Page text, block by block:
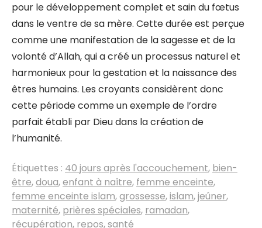
pour le développement complet et sain du fœtus
dans le ventre de sa mère. Cette durée est perçue
comme une manifestation de la sagesse et de la
volonté d’Allah, qui a créé un processus naturel et
harmonieux pour la gestation et la naissance des
êtres humains. Les croyants considèrent donc
cette période comme un exemple de l’ordre
parfait établi par Dieu dans la création de
l’humanité.
Étiquettes : 40 jours après l'accouchement, bien-
être,doua,enfant à naître, femme enceinte,
femme enceinte islam,grossesse,islam,jeûner,
maternité, prières spéciales, ramadan,
récupération, repos,santé